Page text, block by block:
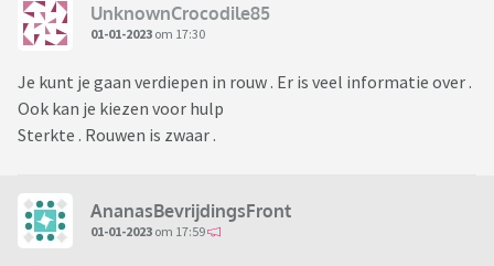
UnknownCrocodile85
01-01-2023 om 17:30
Je kunt je gaan verdiepen in rouw . Er is veel informatie over .
Ook kan je kiezen voor hulp
Sterkte . Rouwen is zwaar .
AnanasBevrijdingsFront
01-01-2023 om 17:59